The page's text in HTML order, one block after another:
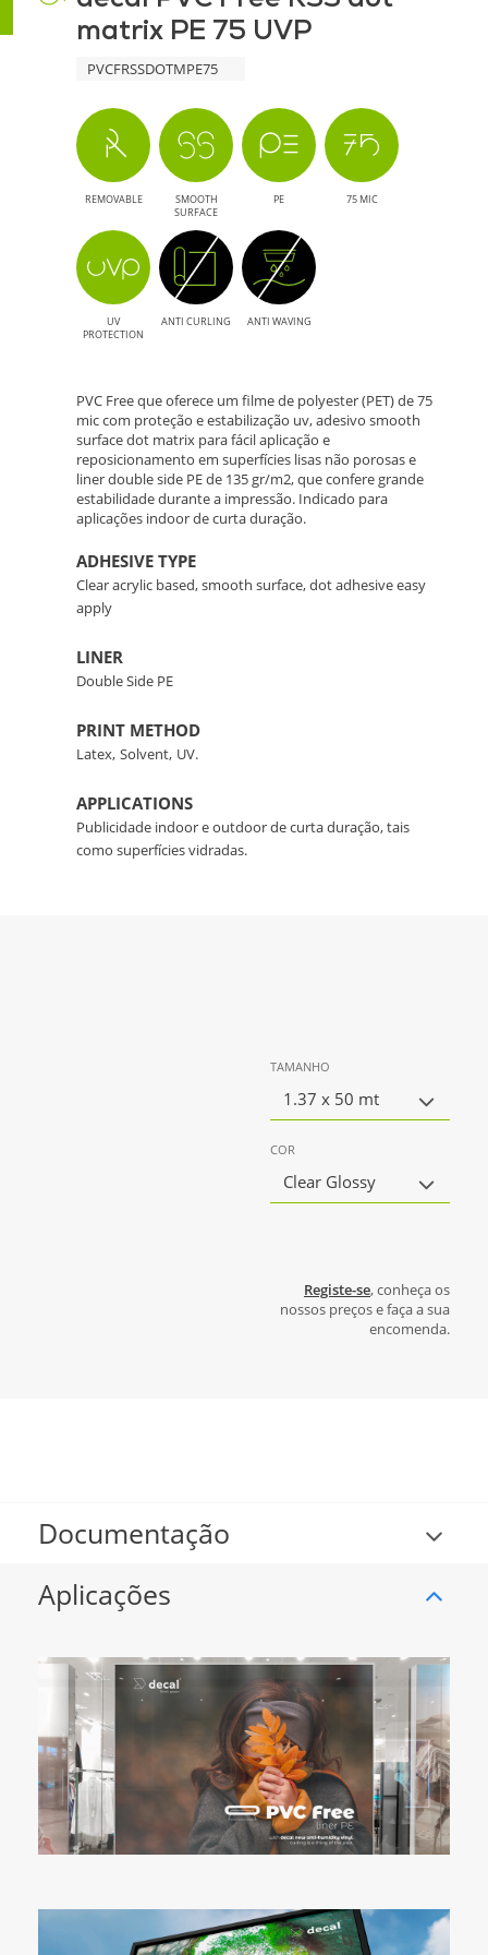
matrix PE 75 UVP
PVCFRSSDOTMPE75
REMOVABLE
SMOOTH
SURFACE
PE 75 MIC
UV
PROTECTION
ANTI CURLING ANTI WAVING
PVC Free que oferece um filme de polyester (PET) de 75
mic com proteção e estabilização uv, adesivo smooth
surface dot matrix para fácil aplicação e
reposicionamento em superfícies lisas não porosas e
liner double side PE de 135 gr/m2, que confere grande
estabilidade durante a impressão. Indicado para
aplicações indoor de curta duração.
ADHESIVE TYPE
Clear acrylic based, smooth surface, dot adhesive easy
apply
LINER
Double Side PE
PRINT METHOD
Latex, Solvent, UV.
APPLICATIONS
Publicidade indoor e outdoor de curta duração, tais
como superfícies vidradas.
TAMANHO
1.37 x 50 mt
COR
Clear Glossy
Registe-se, conheça os
nossos preços e faça a sua
encomenda.
Documentação
Aplicações
75
Solução
Sustentável
Reposicionável